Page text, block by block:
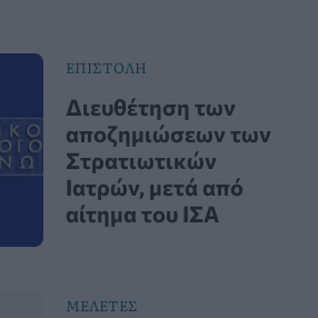
ΕΠΙΣΤΟΛΗ
Διευθέτηση των
αποζημιώσεων των
Στρατιωτικών
Ιατρών, μετά από
αίτημα του ΙΣΑ
ΜΕΛΕΤΕΣ